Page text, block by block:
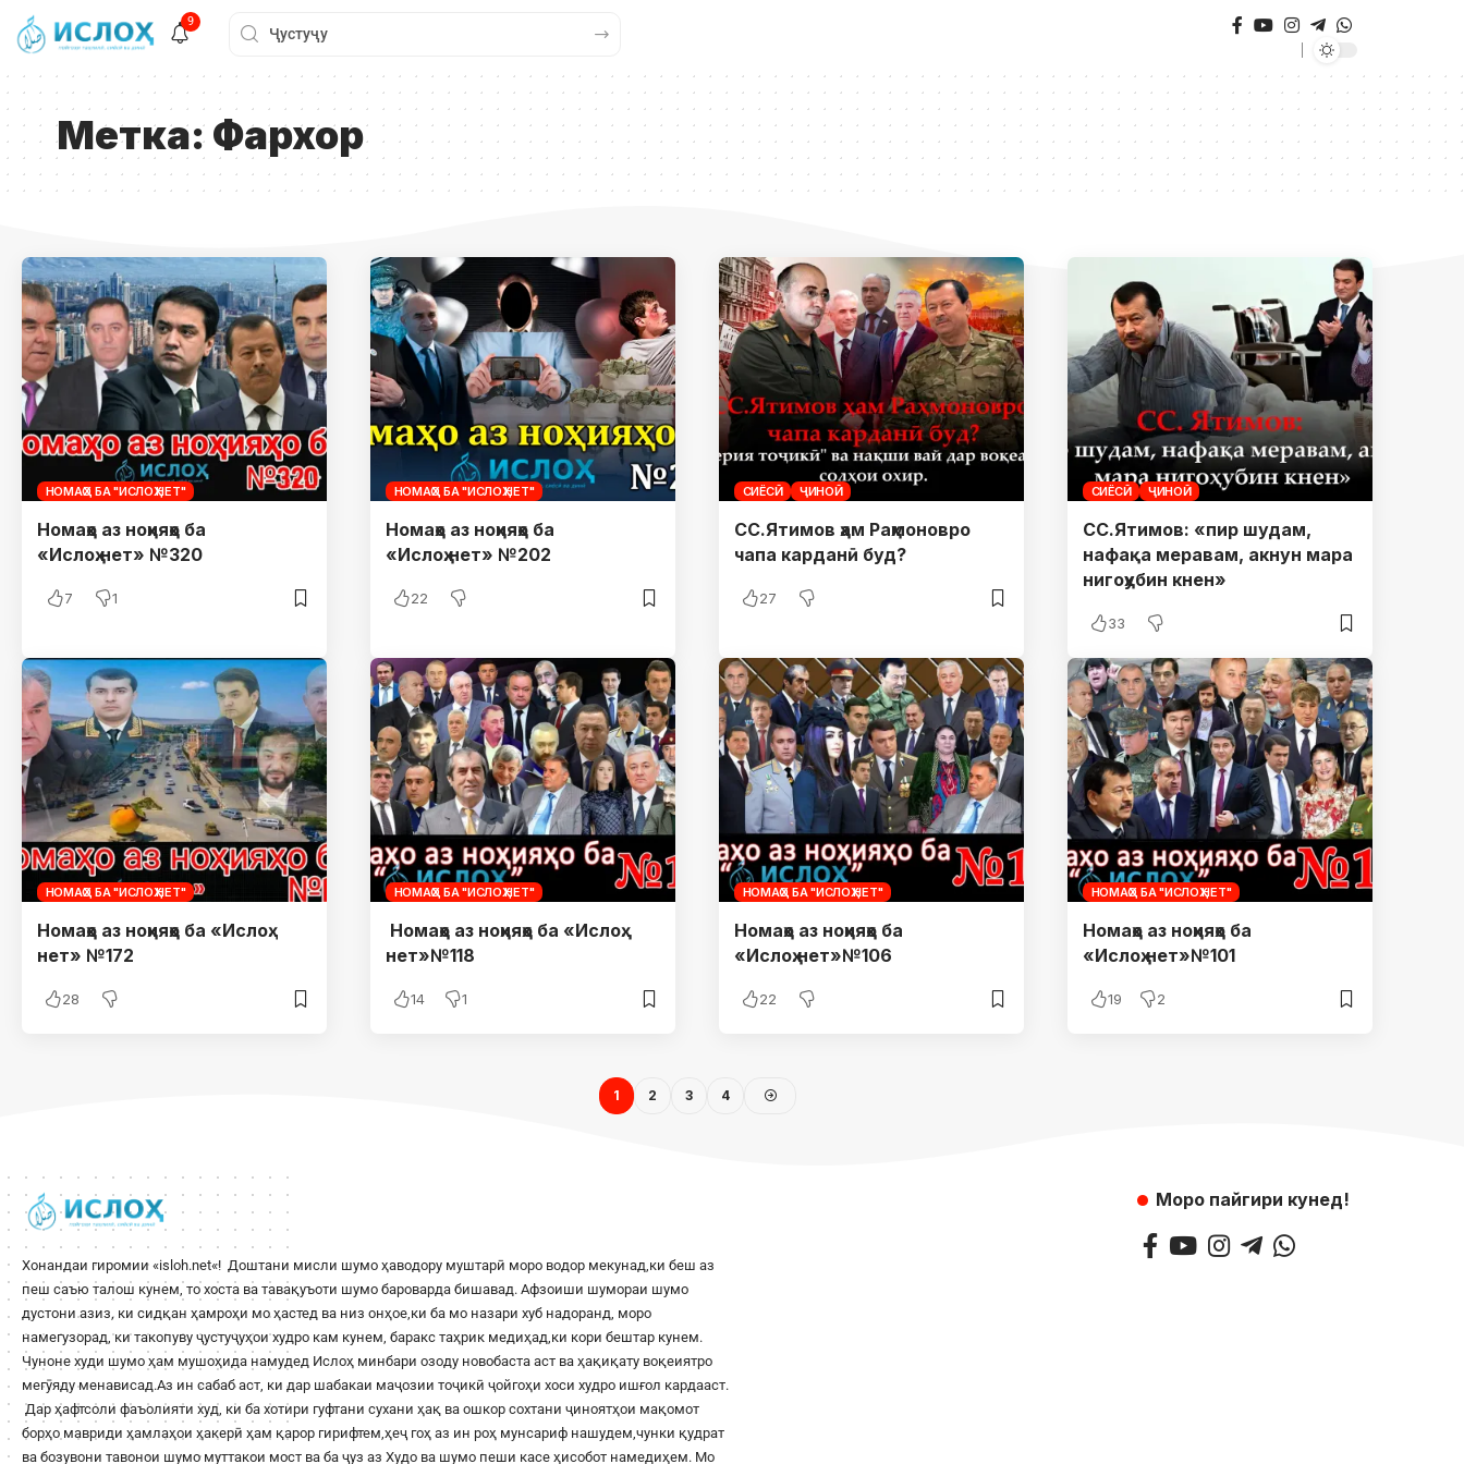
9
Метка:Фархор
НОМАҲО БА "ИСЛОҲ.НЕТ"
Номаҳо аз ноҳияҳо ба
«Ислоҳ.нет» №320
7 1
НОМАҲО БА "ИСЛОҲ.НЕТ"
Номаҳо аз ноҳияҳо ба
«Ислоҳ.нет» №202
22
СИЁСӢ ҶИНОӢ
СС.Ятимов ҳам Раҳмоновро
чапа карданӣ буд?
27
СИЁСӢ ҶИНОӢ
СС.Ятимов: «пир шудам,
нафақа меравам, акнун мара
нигоҳубин кнен»
33
НОМАҲО БА "ИСЛОҲ.НЕТ"
Номаҳо аз ноҳияҳо ба «Ислоҳ.
нет» №172
28
НОМАҲО БА "ИСЛОҲ.НЕТ"
Номаҳо аз ноҳияҳо ба «Ислоҳ.
нет»№118
14 1
НОМАҲО БА "ИСЛОҲ.НЕТ"
Номаҳо аз ноҳияҳо ба
«Ислоҳ.нет»№106
22
НОМАҲО БА "ИСЛОҲ.НЕТ"
Номаҳо аз ноҳияҳо ба
«Ислоҳ.нет»№101
19 2
1 2 3 4
Хонандаи гиромии «isloh.net«! Доштани мисли шумо ҳаводору муштарӣ моро водор мекунад,ки беш аз
пеш саъю талош кунем, то хоста ва тавақуъоти шумо бароварда бишавад. Афзоиши шумораи шумо
дустони азиз, ки сидқан ҳамроҳи мо ҳастед ва низ онҳое,ки ба мо назари хуб надоранд, моро
намегузорад, ки такопуву ҷустуҷуҳои худро кам кунем, баракс таҳрик медиҳад,ки кори бештар кунем.
Чуноне худи шумо ҳам мушоҳида намудед Ислоҳ минбари озоду новобаста аст ва ҳақиқату воқеиятро
мегӯяду менависад.Аз ин сабаб аст, ки дар шабакаи маҷозии тоҷикӣ ҷойгоҳи хоси худро ишғол кардааст.
Дар ҳафтсоли фаъолияти худ, ки ба хотири гуфтани сухани ҳақ ва ошкор сохтани ҷиноятҳои мақомот
борҳо мавриди ҳамлаҳои ҳакерӣ ҳам қарор гирифтем,ҳеҷ гоҳ аз ин роҳ мунсариф нашудем,чунки қудрат
ва бозувони тавонои шумо муттакои мост ва ба ҷуз аз Худо ва шумо пеши касе ҳисобот намедиҳем. Мо
Моро пайгири кунед!